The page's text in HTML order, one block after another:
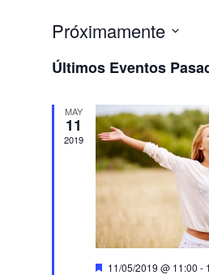
Próximamente
Seleccionar
Últimos Eventos
MAY
11
2019
Destacado
11/05/2019 @ 11:00 -